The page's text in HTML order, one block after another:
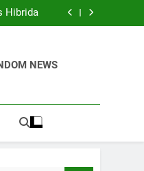
Baru
Hibrida
Sarjana
Baru
HibridaNEWS